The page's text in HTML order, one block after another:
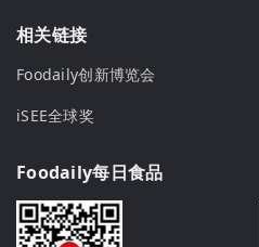
相关链接
Foodaily创新博览会
iSEE全球奖
Foodaily每日食品